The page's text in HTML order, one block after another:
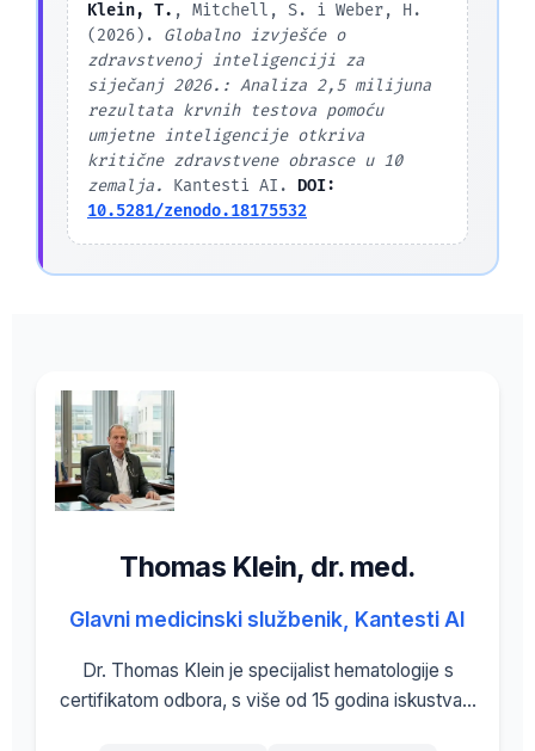
Klein, T. , Mitchell, S. i Weber, H.
(2026). Globalno izvješće o
zdravstvenoj inteligenciji za
siječanj 2026.: Analiza 2,5 milijuna
rezultata krvnih testova pomoću
umjetne inteligencije otkriva
kritične zdravstvene obrasce u 10
zemalja.
Kantesti AI. DOI:
10.5281/zenodo.18175532
Thomas Klein, dr. med.
Glavni medicinski službenik, Kantesti AI
Dr. Thomas Klein je specijalist hematologije s
certifikatom odbora, s više od 15 godina iskustva u